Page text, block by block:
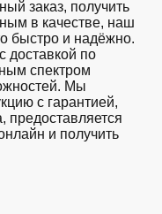
заказ, получить
в качестве, наш
быстро и надёжно.
доставкой по
спектром
Мы
с гарантией,
предоставляется
и получить
C55 по
обновляем